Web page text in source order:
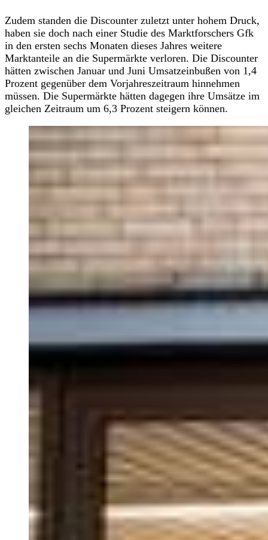
Zudem standen die Discounter zuletzt unter hohem Druck,
haben sie doch nach einer Studie des Marktforschers Gfk
in den ersten sechs Monaten dieses Jahres weitere
Marktanteile an die Supermärkte verloren. Die Discounter
hätten zwischen Januar und Juni Umsatzeinbußen von 1,4
Prozent gegenüber dem Vorjahreszeitraum hinnehmen
müssen. Die Supermärkte hätten dagegen ihre Umsätze im
gleichen Zeitraum um 6,3 Prozent steigern können.